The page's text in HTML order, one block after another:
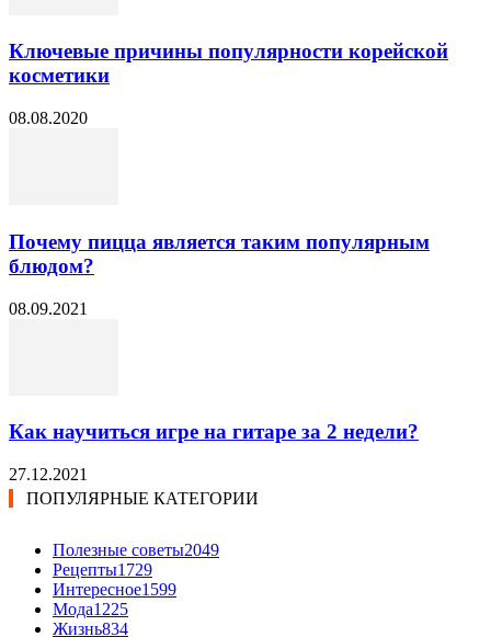
Ключевые причины популярности корейской
косметики
08.08.2020
Почему пицца является таким популярным
блюдом?
08.09.2021
Как научиться игре на гитаре за 2 недели?
27.12.2021
ПОПУЛЯРНЫЕ КАТЕГОРИИ
Полезные советы2049
Рецепты1729
Интересное1599
Мода1225
Жизнь834